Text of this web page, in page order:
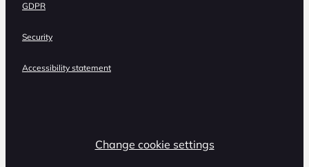
GDPR
Security
Accessibility statement
Change cookie settings